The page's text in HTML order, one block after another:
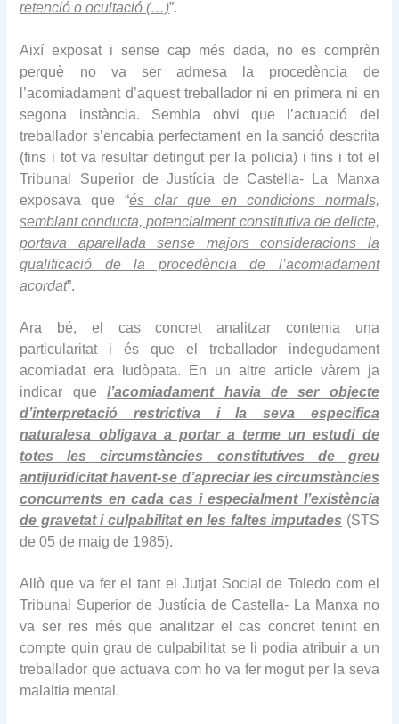
retenció o ocultació (…)”.
Així exposat i sense cap més dada, no es comprèn
perquè no va ser admesa la procedència de
l’acomiadament d’aquest treballador ni en primera ni en
segona instància. Sembla obvi que l’actuació del
treballador s’encabia perfectament en la sanció descrita
(fins i tot va resultar detingut per la policia) i fins i tot el
Tribunal Superior de Justícia de Castella- La Manxa
exposava que “és clar que en condicions normals,
semblant conducta, potencialment constitutiva de delicte,
portava aparellada sense majors consideracions la
qualificació de la procedència de l’acomiadament
acordat”.
Ara bé, el cas concret analitzar contenia una
particularitat i és que el treballador indegudament
acomiadat era ludòpata. En un altre article vàrem ja
indicar quel’acomiadament havia de ser objecte
d’interpretació restrictiva i la seva específica
naturalesa obligava a portar a terme un estudi de
totes les circumstàncies constitutives de greu
antijuridicitat havent-se d’apreciar les circumstàncies
concurrents en cada cas i especialment l’existència
de gravetat i culpabilitat en les faltes imputades (STS
de 05 de maig de 1985).
Allò que va fer el tant el Jutjat Social de Toledo com el
Tribunal Superior de Justícia de Castella- La Manxa no
va ser res més que analitzar el cas concret tenint en
compte quin grau de culpabilitat se li podia atribuir a un
treballador que actuava com ho va fer mogut per la seva
malaltia mental.